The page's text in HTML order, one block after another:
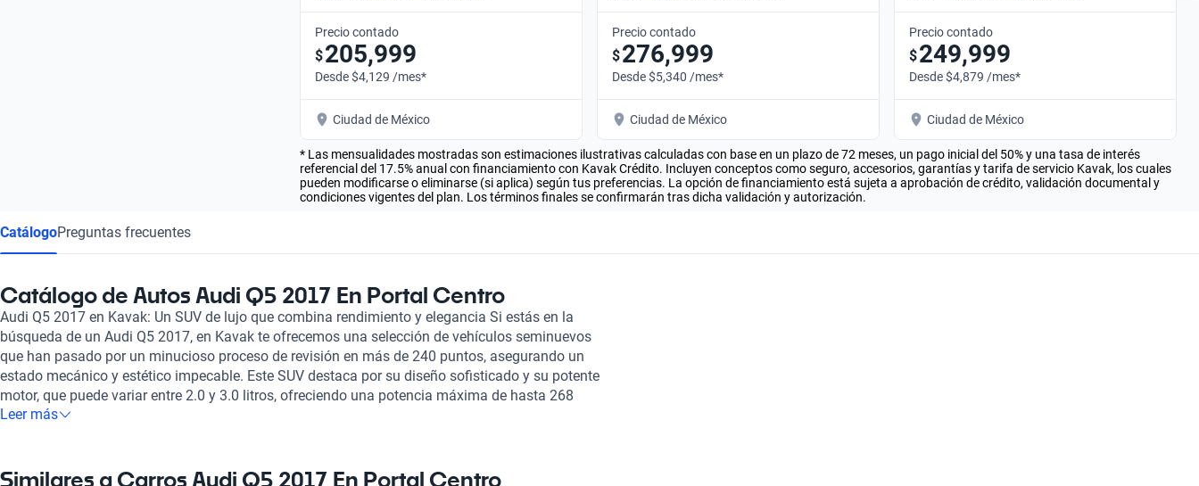
Precio contado
$205,999
Desde $4,129 /mes*
Ciudad de México
Precio contado
$276,999
Desde $5,340 /mes*
Ciudad de México
Precio contado
$249,999
Desde $4,879 /mes*
Ciudad de México
* Las mensualidades mostradas son estimaciones ilustrativas calculadas con base en un plazo de 72 meses, un pago inicial del 50% y una tasa de interés
referencial del 17.5% anual con financiamiento con Kavak Crédito. Incluyen conceptos como seguro, accesorios, garantías y tarifa de servicio Kavak, los cuales
pueden modificarse o eliminarse (si aplica) según tus preferencias. La opción de financiamiento está sujeta a aprobación de crédito, validación documental y
condiciones vigentes del plan. Los términos finales se confirmarán tras dicha validación y autorización.
CatálogoPreguntas frecuentes
Catálogo de Autos Audi Q5 2017 En Portal Centro
Audi Q5 2017 en Kavak: Un SUV de lujo que combina rendimiento y elegancia Si estás en la
búsqueda de un Audi Q5 2017, en Kavak te ofrecemos una selección de vehículos seminuevos
que han pasado por un minucioso proceso de revisión en más de 240 puntos, asegurando un
estado mecánico y estético impecable. Este SUV destaca por su diseño sofisticado y su potente
motor, que puede variar entre 2.0 y 3.0 litros, ofreciendo una potencia máxima de hasta 268
caballos de fuerza. Esta combinación te permite disfrutar de una aceleración de 0 a 100 km/h
con capacidad para cinco pasajeros, tapizado en elegante cuero. Adicionalmente, su sistema
Leer más
Similares a Carros Audi Q5 2017 En Portal Centro